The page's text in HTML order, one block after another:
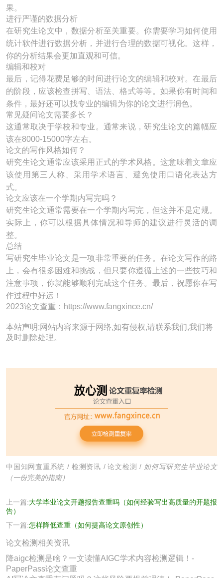
果。
进行严谨的数据分析
在研究生论文中，数据分析至关重要。你需要学习如何使用
统计软件进行数据分析，并进行合理的数据可视化。这样，
你的分析结果会更加直观和可信。
编辑和校对
最后，记得花费足够的时间进行论文的编辑和校对。在最后
的阶段，应该检查拼写、语法、格式等等。如果你有时间和
条件，最好还可以找专业的编辑为你的论文进行润色。
常见疑问论文需要多长？
这通常取决于学校和专业。通常来说，研究生论文的篇幅应
该在8000-15000字左右。
论文的写作风格如何？
研究生论文通常应该采用正式的学术风格。这意味着文章应
该使用第三人称、采用学术语言、避免使用口语化表达方
式。
论文应该在一个学期内写完吗？
研究生论文通常需要在一个学期内写完，但这并不是定规。
实际上，你可以根据具体情况和导师的建议进行灵活的调
整。
总结
写研究生毕业论文是一项非常重要的任务。在论文写作的路
上，会有很多困难和挑战，但只要你遵循上述的一些技巧和
注意事项，你就能够顺利完成这个任务。最后，祝愿你在写
作过程中好运！
2023论文查重：https://www.fangxince.cn/
本站声明:网站内容来源于网络,如有侵权,请联系我们,我们将
及时删除处理。
中国知网查重系统 / 检测资讯 /论文检测 / 如何写研究生毕业论文
（一份完美的指南）
上一篇:大学毕业论文开题报告查重吗（如何经验写出高质量的开题报
告）
下一篇:怎样降低查重（如何提高论文原创性）
论文检测相关资讯
降aigc检测是啥？一文读懂AIGC学术内容检测逻辑！-
PaperPass论文查重